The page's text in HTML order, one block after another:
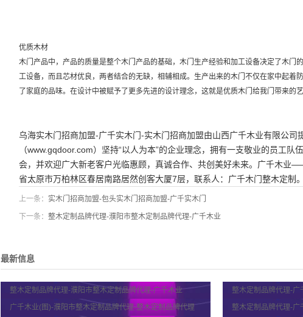
优质木材
木门产品中，产品的质量是整个木门产品的基础，木门生产经验和加工设备决定了木门
工设备，而且芯材优良，两者结合的无缺，相辅相成。生产出来的木门不仅在家中起着
了家庭的品味。在设计中被赋予了更多先进的设计理念，这就是优质木门给我门带来的
乌海实木门招商加盟-广千实木门-实木门招商加盟由山西广千木业有限公司
（www.gqdoor.com）坚持“以人为本”的企业理念，拥有一支敬业的员工队
会，并欢迎广大新老客户光临惠顾，真诚合作、共创美好未来。广千木业
省太原市万柏林区春居南路居然创客大厦7层，联系人：广千木门整木定制。
上一条： 实木门招商加盟-包头实木门招商加盟-广千实木门
下一条： 整木定制品牌代理-濮阳市整木定制品牌代理-广千木业
最新信息
整木定制品牌代理-濮阳市整木定制品牌代理-广千木业
整木定制品牌代理-广
广千木业(图)-濮阳市整木定制品牌代理-整木定制品牌代理
整木定制品牌代理-广